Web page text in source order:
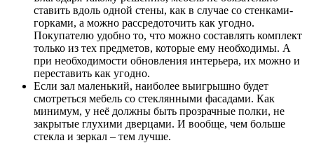
ставить вдоль одной стены, как в случае со стенками-
горками, а можно рассредоточить как угодно.
Покупателю удобно то, что можно составлять комплект
только из тех предметов, которые ему необходимы. А
при необходимости обновления интерьера, их можно и
переставить как угодно.
Если зал маленький, наиболее выигрышно будет
смотреться мебель со стеклянными фасадами. Как
минимум, у неё должны быть прозрачные полки, не
закрытые глухими дверцами. И вообще, чем больше
стекла и зеркал – тем лучше.